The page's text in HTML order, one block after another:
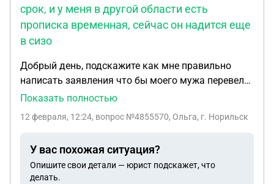
срок, и у меня в другой области есть
прописка временная, сейчас он надится еще
в сизо
Добрый день, подскажите как мне правильно
написать заявления что бы моего мужа перевели
в другую область отбывать срок, и у меня в
он надится еще в сизо.
Показать полностью
12 февраля, 12:24, вопрос №4855570, Ольга, г. Норильск
У вас похожая ситуация?
Опишите свои детали — юрист подскажет, что
делать.